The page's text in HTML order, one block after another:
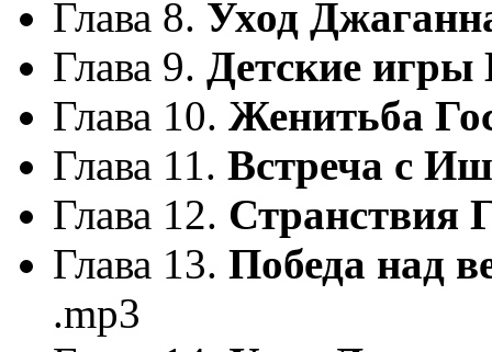
Глава 8. Уход
Глава 9. Детские
Глава 10. Женитьба
Глава 11. Встреча с
Глава 12. Странствия
Глава 13. Победа над
.mp3